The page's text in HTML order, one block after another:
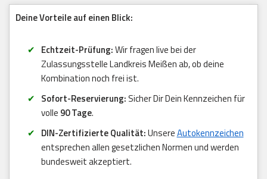
Deine Vorteile auf einen Blick:
Echtzeit-Prüfung:Wir fragen live bei der
Zulassungsstelle Landkreis Meißen ab, ob deine
Kombination noch frei ist.
Sofort-Reservierung: Sicher Dir Dein Kennzeichen für
volle 90 Tage.
DIN-Zertifizierte Qualität:UnsereAutokennzeichen
entsprechen allen gesetzlichen Normen und werden
bundesweit akzeptiert.